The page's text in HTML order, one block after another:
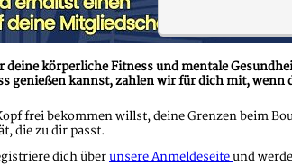
körperliche Fitness und mentale
genießen kannst, zahlen wir für dich mit,
frei bekommen willst, deine Grenzen beim
die zu dir passt.
dich überunsere Anmeldeseiteund